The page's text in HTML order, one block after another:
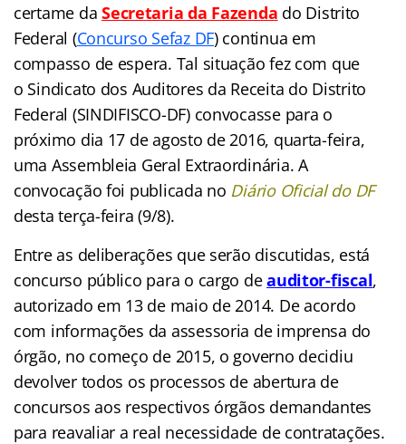
certame da Secretaria da Fazenda do Distrito
Federal (Concurso Sefaz DF) continua em
compasso de espera. Tal situação fez com que
o Sindicato dos Auditores da Receita do Distrito
Federal (SINDIFISCO-DF) convocasse para o
próximo dia 17 de agosto de 2016, quarta-feira,
uma Assembleia Geral Extraordinária. A
convocação foi publicada no Diário Oficial do DF
desta terça-feira (9/8).
Entre as deliberações que serão discutidas, está
concurso público para o cargo deauditor-fiscal,
autorizado em 13 de maio de 2014. De acordo
com informações da assessoria de imprensa do
órgão, no começo de 2015, o governo decidiu
devolver todos os processos de abertura de
concursos aos respectivos órgãos demandantes
para reavaliar a real necessidade de contratações.